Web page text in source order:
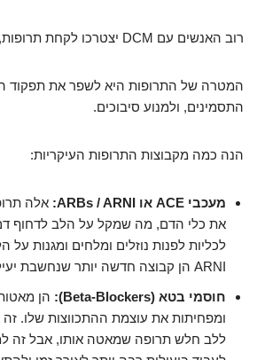
רוב האנשים עם DCM יצטרכו לקחת תרופות, ולפעמים הרבה מהן.
המטרה של התרופות היא לשפר את תפקוד
התסמינים, ולמנוע סיבוכים.
הנה כמה מקבוצות התרופות העיקריות:
מעכבי ACE או ARBs / ARNI:
אלה
את כלי הדם, מה שמקל על הלב לדחוף
לכליות לפנות נוזלים ומלחים ומגנות על
ARNI הן קבוצה חדשה יותר שנחשבת יעילה במיוחד.
חוסמי בטא (Beta-Blockers):
הן
ומפחיתות את עוצמת ההתכווצות שלו.
ללב חלש תרופה שמאטה אותו, אבל זה